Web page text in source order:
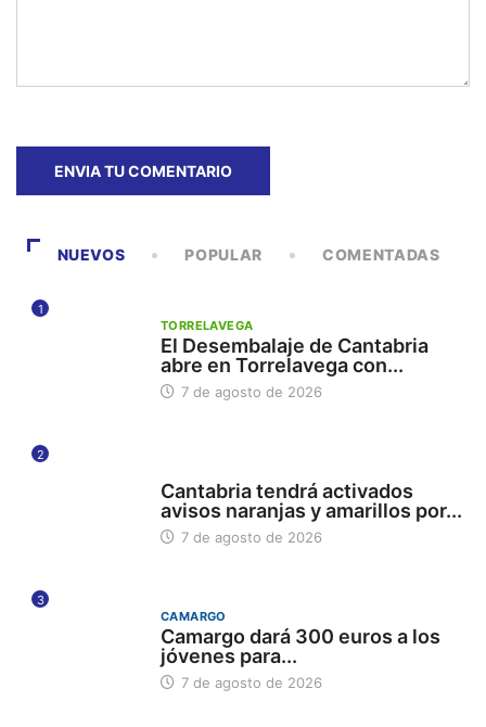
NUEVOS POPULAR COMENTADAS
1
TORRELAVEGA
El Desembalaje de Cantabria
abre en Torrelavega con...
7 de agosto de 2026
2
Cantabria tendrá activados
avisos naranjas y amarillos por...
7 de agosto de 2026
3
CAMARGO
Camargo dará 300 euros a los
jóvenes para...
7 de agosto de 2026